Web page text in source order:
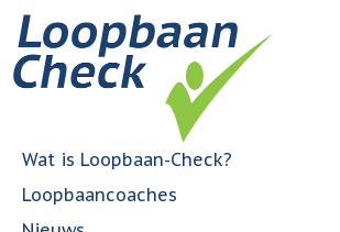
Jump to navigation
H
o
o
m
n
u
Wat is Loopbaan-Check?
Loopbaancoaches